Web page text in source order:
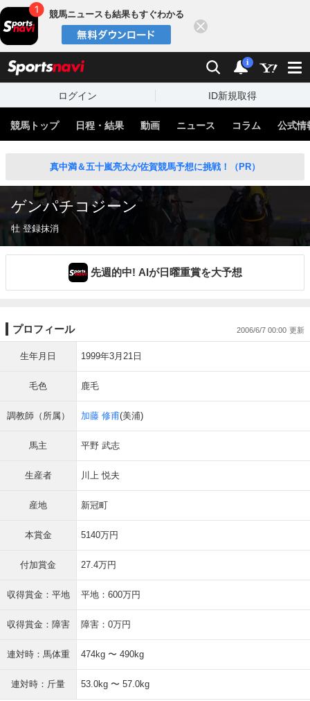
競馬ニュースも結果もすぐわかる
検索 通知
i
ログイン ID新規取得
競馬トップ 日程・結果 動画 ニュース コラム 公式情
真中満＆五十嵐亮太が佐賀競馬予想に挑戦！（PR）
ゲンパチコジーン
牡 登録抹消
先週的中! AIが日曜重賞を大予想
プロフィール 2006/6/7 00:00
生年月日 1999年3月21日
毛色 鹿毛
調教師（所属） 加藤 修甫(美浦)
馬主 平野 武志
生産者 川上 悦夫
産地 新冠町
本賞金 5140万円
付加賞金 27.4万円
収得賞金：平地 平地：600万円
収得賞金：障害 障害：0万円
連対時：馬体重 474kg 〜 490kg
連対時：斤量 53.0kg 〜 57.0kg